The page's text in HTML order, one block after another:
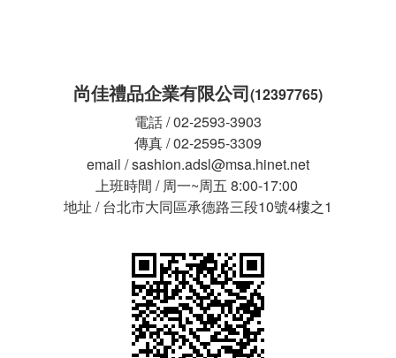
尚佳禮品企業有限公司(12397765)
電話 / 02-2593-3903
傳真 / 02-2595-3309
email / sashion.adsl@msa.hinet.net
上班時間 / 周一~周五 8:00-17:00
地址 / 台北市大同區承德路三段10號4樓之1